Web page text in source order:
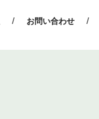
お問い合わせ